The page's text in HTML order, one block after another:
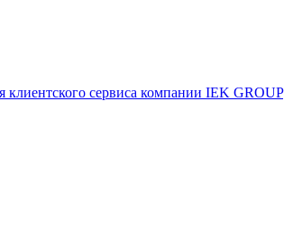
клиентского сервиса компании IEK GROUP